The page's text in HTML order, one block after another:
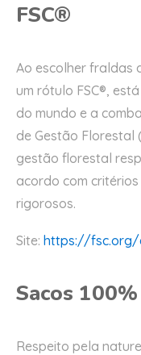
FSC®
Ao escolher fraldas
um rótulo FSC®,
do mundo e a
de Gestão Florestal
gestão florestal
acordo com
rigorosos.
Site: https://fsc.org/
Sacos
Respeito pela